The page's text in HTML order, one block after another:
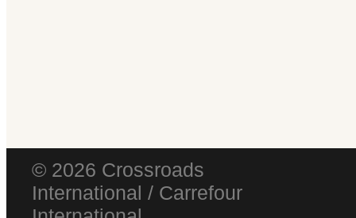
© 2026 Crossroads
International / Carrefour